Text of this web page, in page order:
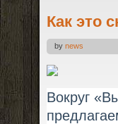
Как это
by news
Вокруг